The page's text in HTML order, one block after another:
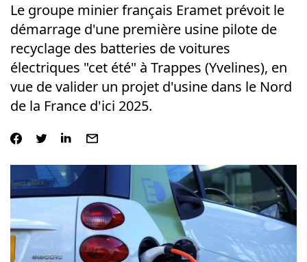
Le groupe minier français Eramet prévoit le
démarrage d'une première usine pilote de
recyclage des batteries de voitures
électriques "cet été" à Trappes (Yvelines), en
vue de valider un projet d'usine dans le Nord
de la France d'ici 2025.